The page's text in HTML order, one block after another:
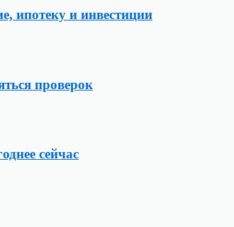
ипотеку и инвестиции
проверок
сейчас